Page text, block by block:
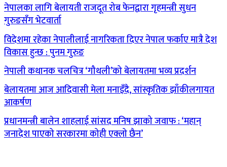
नेपालका लागि बेलायती राजदूत रोब फेनद्वारा गृहमन्त्री सुधन
गुरुङसँग भेटवार्ता
विदेशमा रहेका नेपालीलाई नागरिकता दिएर नेपाल फर्काए मात्रै देश
विकास हुन्छ : पुनम गुरुङ
नेपाली कथानक चलचित्र ‘गौथली’को बेलायतमा भव्य प्रदर्शन
बेलायतमा आज आदिवासी मेला मनाइँदै, सांस्कृतिक झाँकीलगायत
आकर्षण
प्रधानमन्त्री बालेन शाहलाई सांसद मनिष झाको जवाफ : ‘महान्
जनादेश पाएको सरकारमा कोही एक्लो छैन’